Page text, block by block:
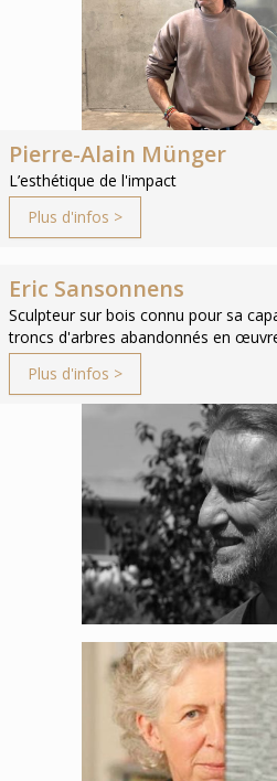
Pierre-Alain Münger
L’esthétique de l'impact
Plus d'infos >
Eric Sansonnens
Sculpteur sur bois connu pour sa
troncs d'arbres abandonnés en
Plus d'infos >